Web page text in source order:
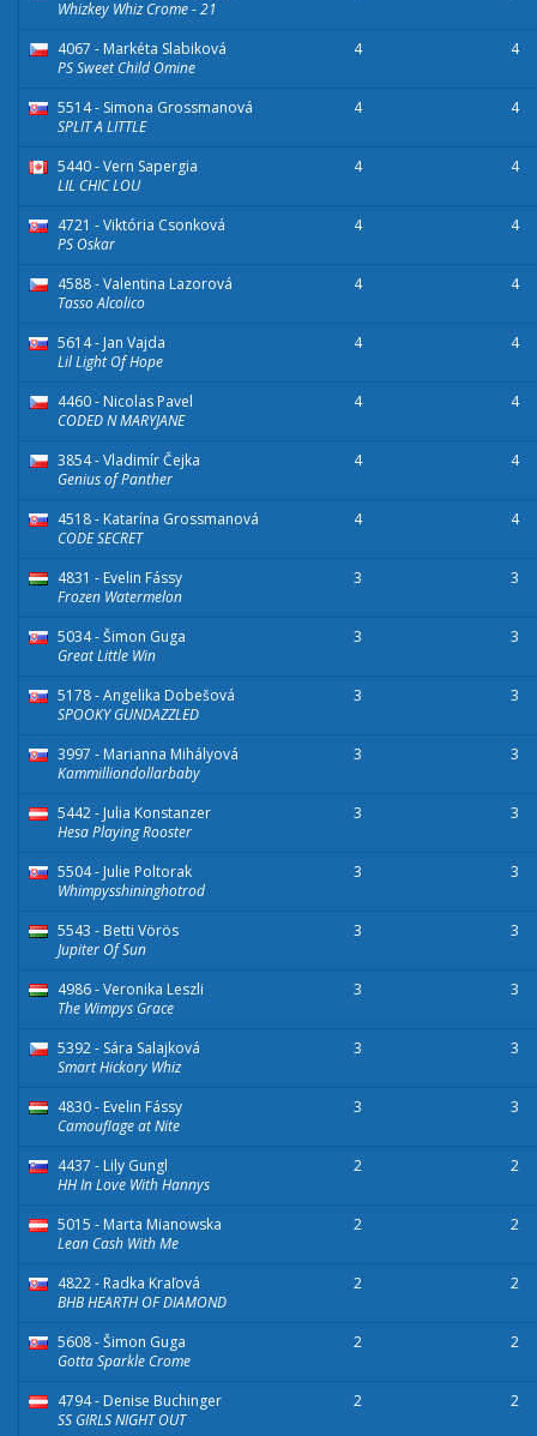
Whizkey Whiz Crome - 21
4067 - Markéta Slabiková
PS Sweet Child Omine
4 4
5514 - Simona Grossmanová
SPLIT A LITTLE
4 4
5440 - Vern Sapergia
LIL CHIC LOU
4 4
4721 - Viktória Csonková
PS Oskar
4 4
4588 - Valentina Lazorová
Tasso Alcolico
4 4
5614 - Jan Vajda
Lil Light Of Hope
4 4
4460 - Nicolas Pavel
CODED N MARYJANE
4 4
3854 - Vladimír Čejka
Genius of Panther
4 4
4518 - Katarína Grossmanová
CODE SECRET
4 4
4831 - Evelin Fássy
Frozen Watermelon
3 3
5034 - Šimon Guga
Great Little Win
3 3
5178 - Angelika Dobešová
SPOOKY GUNDAZZLED
3 3
3997 - Marianna Mihályová
Kammilliondollarbaby
3 3
5442 - Julia Konstanzer
Hesa Playing Rooster
3 3
5504 - Julie Poltorak
Whimpysshininghotrod
3 3
5543 - Betti Vörös
Jupiter Of Sun
3 3
4986 - Veronika Leszli
The Wimpys Grace
3 3
5392 - Sára Salajková
Smart Hickory Whiz
3 3
4830 - Evelin Fássy
Camouflage at Nite
3 3
4437 - Lily Gungl
HH In Love With Hannys
2 2
5015 - Marta Mianowska
Lean Cash With Me
2 2
4822 - Radka Kraľová
BHB HEARTH OF DIAMOND
2 2
5608 - Šimon Guga
Gotta Sparkle Crome
2 2
4794 - Denise Buchinger
SS GIRLS NIGHT OUT
2 2